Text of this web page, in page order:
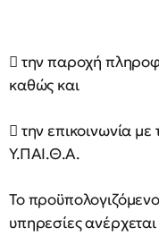
 την παροχή
καθώς και
 την επικοινωνία
Υ.ΠΑΙ.Θ.Α.
Το
υπηρεσίες